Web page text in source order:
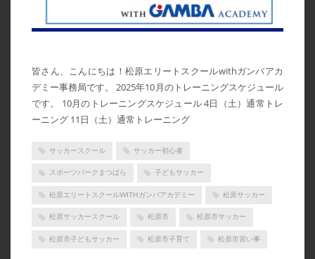
皆さん、こんにちは！松原エリートスクールwithガンバアカ
デミー事務局です。 2025年10月のトレーニングスケジュール
です。 10月のトレーニングスケジュール 4日（土）通常トレ
ーニング 11日（土）通常トレーニング
サッカースクール サッカー初心者
スポーツパークまつばら 子どもサッカー
松原エリートスクールWITHガンバアカデミー 松原サッカー
松原サッカースクール 松原市 松原市サッカー
松原市子どもサッカー 松原市子育て 松原市習い事